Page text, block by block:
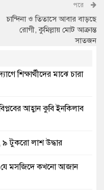
পরে
চান্দিনা ও তিতাসে আবার বাড়ছে
রোগী, কুমিল্লায় মোট আক্রান্ত
সাতজন
শিক্ষার্থীদের মাঝে চারা
আহ্বান কুবি ইনকিলাব
৯ টুকরো লাশ উদ্ধার
যে মসজিদে কখনো আজান